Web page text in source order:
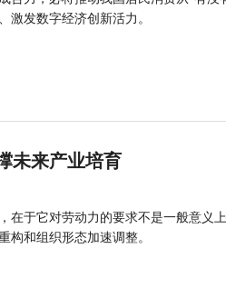
激发数字经济创新活力。
未来产业培育
在于它对劳动力的要求不是一般意义
构和组织形态加速调整。